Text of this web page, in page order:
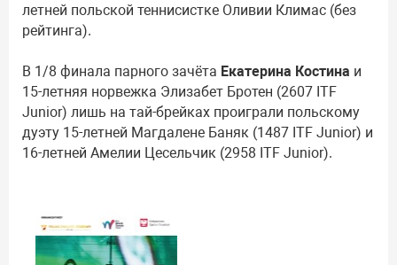
летней польской теннисистке Оливии Климас (без
рейтинга).
В 1/8 финала парного зачёта Екатерина Костина и
15-летняя норвежка Элизабет Бротен (2607 ITF
Junior) лишь на тай-брейках проиграли польскому
дуэту 15-летней Магдалене Баняк (1487 ITF Junior) и
16-летней Амелии Цесельчик (2958 ITF Junior).